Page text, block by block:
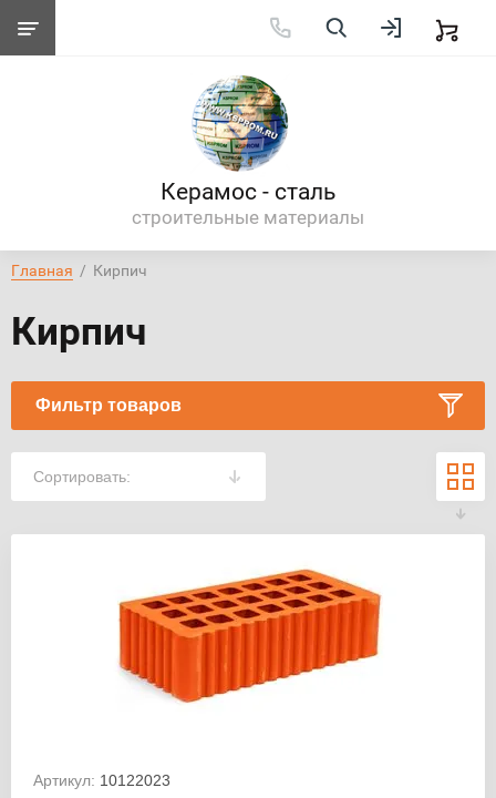
Керамос - сталь
строительные материалы
Главная
  /  Кирпич
Кирпич
Фильтр товаров
Сортировать:
Артикул: 10122023